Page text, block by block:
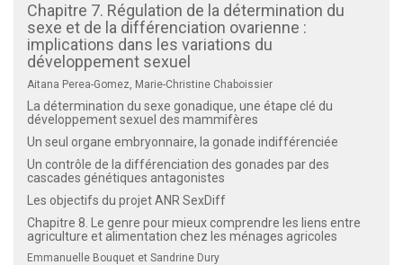
Chapitre 7. Régulation de la détermination du
sexe et de la différenciation ovarienne :
implications dans les variations du
développement sexuel
Aitana Perea-Gomez, Marie-Christine Chaboissier
La détermination du sexe gonadique, une étape clé du
développement sexuel des mammifères
Un seul organe embryonnaire, la gonade indifférenciée
Un contrôle de la différenciation des gonades par des
cascades génétiques antagonistes
Les objectifs du projet ANR SexDiff
Chapitre 8. Le genre pour mieux comprendre les liens entre
agriculture et alimentation chez les ménages agricoles
Emmanuelle Bouquet et Sandrine Dury